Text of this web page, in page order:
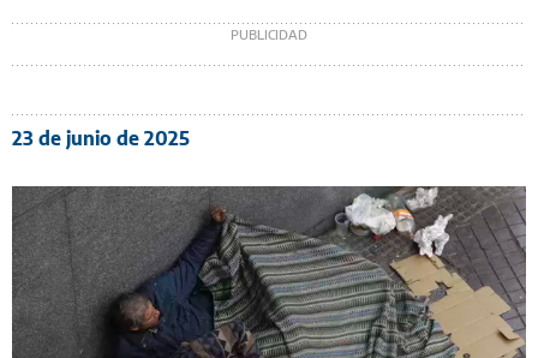
23 de junio de 2025